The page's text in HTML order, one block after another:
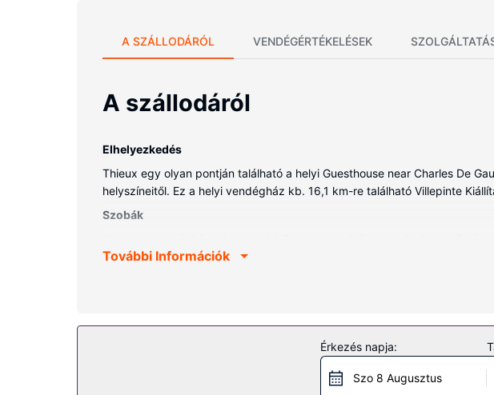
A SZÁLLODÁRÓL VENDÉGÉRTÉKELÉSEK
A szállodáról
Elhelyezkedés
Thieux egy olyan pontján található a helyi Guesthouse near Charles De
helyszíneitől. Ez a helyi vendégház kb. 16,1 km-re található Villepinte
Szobák
kínálata a vendégek kikapcsolódását szolgálja. Valamennyi
Guesthouse near Charles De Gaulle Airport vendégei a helyi étterem
További Információk
Érkezés napja:
Szo 8 Augusztus